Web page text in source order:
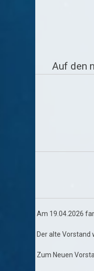
Auf den
Am 19.04.2026
Der alte
Zum Neuen